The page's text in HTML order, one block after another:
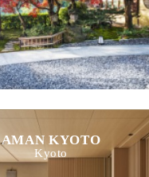
AMAN KYOTO
Kyoto